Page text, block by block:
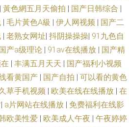
| 黃色網五月天偷拍 | 国产日韩综合 |
| 毛片黃色A級 | 伊人网视频 | 国产二
| 老熟女网址| 抖阴操操操| 91九色自
产a级理论 | 91av在线播放 | 国产精
| 丰满五月天天 | 国产福利小视频
看黄国产 | 国产自拍 | 可以看的黄色
草手机视频 | 欧美在线在线播放 | 在
| a片网站在线播放 | 免费福利在线影
欧美性爱 | 欧美成人午夜 | 午夜婷婷